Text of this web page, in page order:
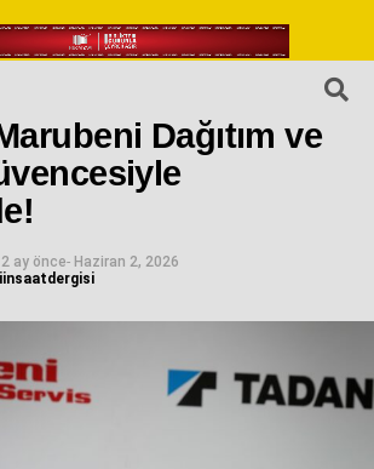
Dağıtım ve
2 ay önce- Haziran 2, 2026